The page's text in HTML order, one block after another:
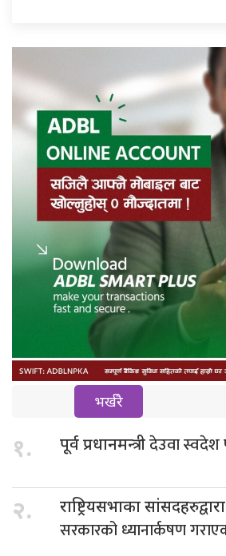
भर्खरै
१. पूर्व प्रधानमन्त्रीदेउवा स्वदेश
२. राष्ट्रियसभाका सांसदहरुद्वारा
सरकारको ध्यानार्कषण